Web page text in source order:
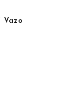
Vazo